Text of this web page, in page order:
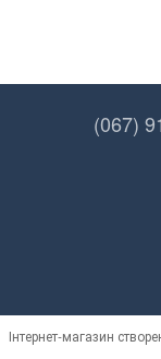
(067)
Інтернет-магазин